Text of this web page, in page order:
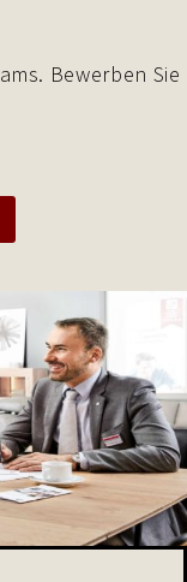
Bewerben Sie